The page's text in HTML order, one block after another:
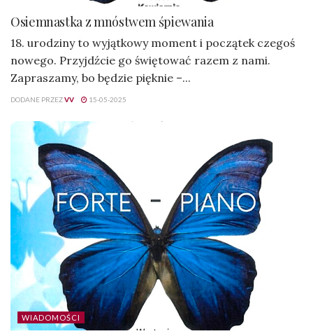
Osiemnastka z mnóstwem śpiewania
18. urodziny to wyjątkowy moment i początek czegoś
nowego. Przyjdźcie go świętować razem z nami.
Zapraszamy, bo będzie pięknie –...
DODANE PRZEZVV 15-05-2025
WIADOMOŚCI